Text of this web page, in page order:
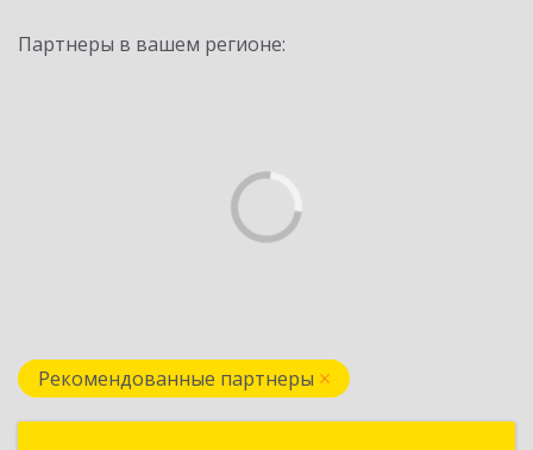
Партнеры в вашем регионе:
Рекомендованные партнеры